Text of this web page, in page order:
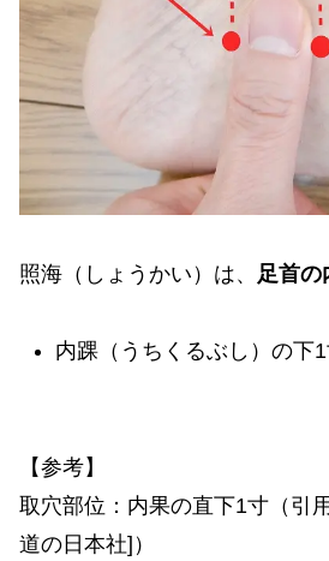
照海（しょうかい）は、 足首の
内踝（うちくるぶし）の下1
【参考】
取穴部位：内果の直下1寸（引
道の日本社]）